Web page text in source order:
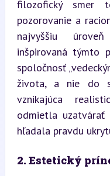
filozofický smer
pozorovanie a
najvyššiu
inšpirovaná týmto
spoločnosť
života, a nie do
vznikajúca
odmietla
hľadala pravdu
2. Estetický